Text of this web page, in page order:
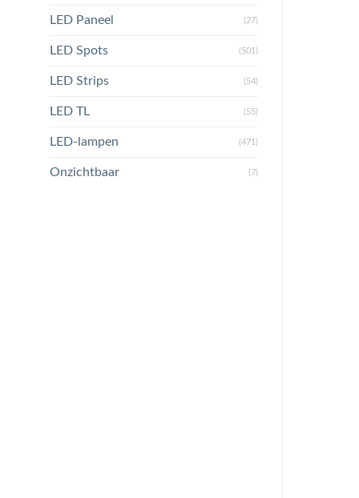
LED Paneel (27)
LED Spots (501)
LED Strips (54)
LED TL (55)
LED-lampen (471)
Onzichtbaar (7)